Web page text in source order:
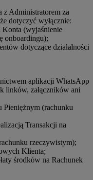
z Administratorem za
dotyczyć wyłącznie:
Konta (wyjaśnienie
onboardingu);
dotyczące działalności
aplikacji WhatsApp
linków, załączników ani
Pieniężnym (rachunku
Transakcji na
rzeczywistym);
Klienta;
środków na Rachunek